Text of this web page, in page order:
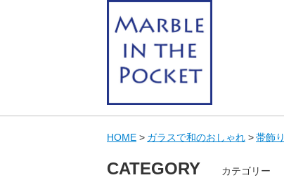
HOME ガラスで和のおしゃれ 帯飾り
CATEGORY カテゴリー